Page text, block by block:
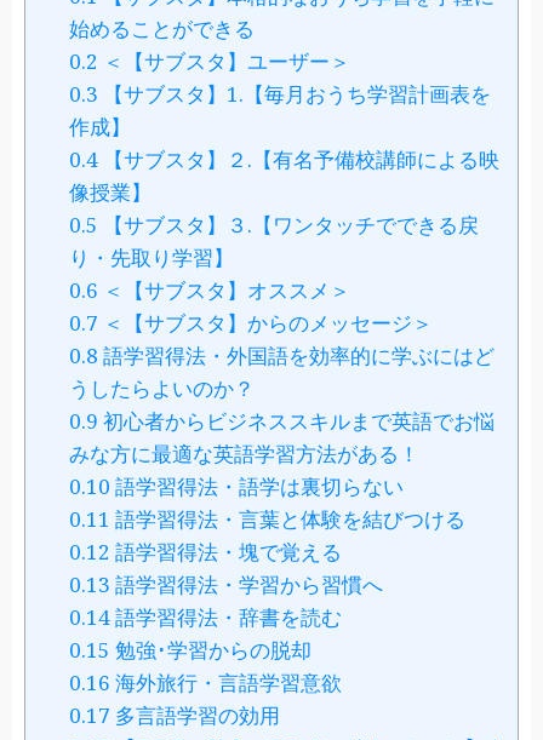
始めることができる
0.2 ＜【サブスタ】ユーザー＞
0.3 【サブスタ】1.【毎月おうち学習計画表を
作成】
0.4【サブスタ】２.【有名予備校講師による映
像授業】
0.5 【サブスタ】３.【ワンタッチでできる戻
り・先取り学習】
0.6 ＜【サブスタ】オススメ＞
0.7 ＜【サブスタ】からのメッセージ＞
0.8 語学習得法・外国語を効率的に学ぶにはど
うしたらよいのか？
0.9 初心者からビジネススキルまで英語でお悩
みな方に最適な英語学習方法がある！
0.10 語学習得法・語学は裏切らない
0.11 語学習得法・言葉と体験を結びつける
0.12 語学習得法・塊で覚える
0.13 語学習得法・学習から習慣へ
0.14語学習得法・辞書を読む
0.15 勉強･学習からの脱却
0.16 海外旅行・言語学習意欲
0.17 多言語学習の効用